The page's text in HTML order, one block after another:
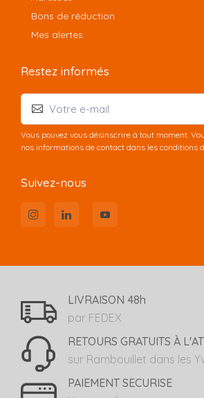
Bons de réduction
Mes alertes
Restez informés
Vous pouvez vous désinscrire à tout moment.
nos informations de contact dans les conditions
Suivez-nous
LIVRAISON 48h
par FEDEX
RETOURS GRATUITS À
sur Rambouillet dans les
PAIEMENT SECURISE